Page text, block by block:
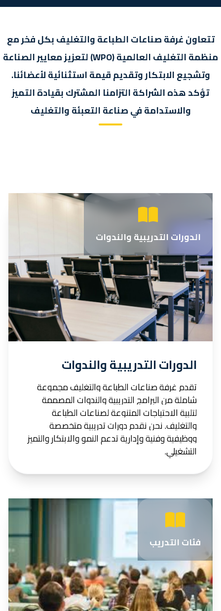
تتعاون غرفة صناعات الطباعة والتغليف بكل فخر مع
منظمة التغليف العالمية (WPO) لتعزيز معايير الصناعة
وتشجيع الابتكار وتقديم قيمة استثنائية لأعضائنا.
تؤكد هذه الشراكة التزامنا المشترك بقيادة التميز
والاستدامة في صناعة التعبئة والتغليف
الدورات التدريبية والندوات
الدورات التدريبية والندوات
تقدم غرفة صناعات الطباعة والتغليف مجموعة
شاملة من البرامج التدريبية والندوات المصممة
لتلبية الاحتياجات المتنوعة لصناعات الطباعة
والتغليف. نحن نقدم دورات تدريبية متخصصة
ووظيفية وفنية وإدارية تدعم النمو والابتكار والتميز
التشغيلي.
فئات التدريب